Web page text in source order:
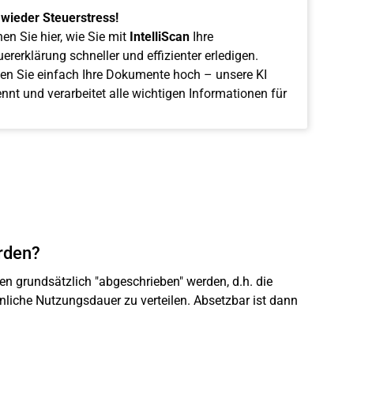
Steuerstress!
Sie hier, wie Sie mit IntelliScanIhre
schneller und effizienter erledigen.
Sie einfach Ihre Dokumente hoch – unsere KI
und verarbeitet alle wichtigen Informationen für
grundsätzlich "abgeschrieben" werden, d.h. die
Nutzungsdauer zu verteilen. Absetzbar ist dann